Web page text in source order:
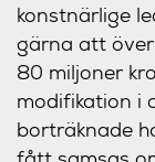
konstnärlige
gärna att
80 miljoner
modifikation i
borträknade